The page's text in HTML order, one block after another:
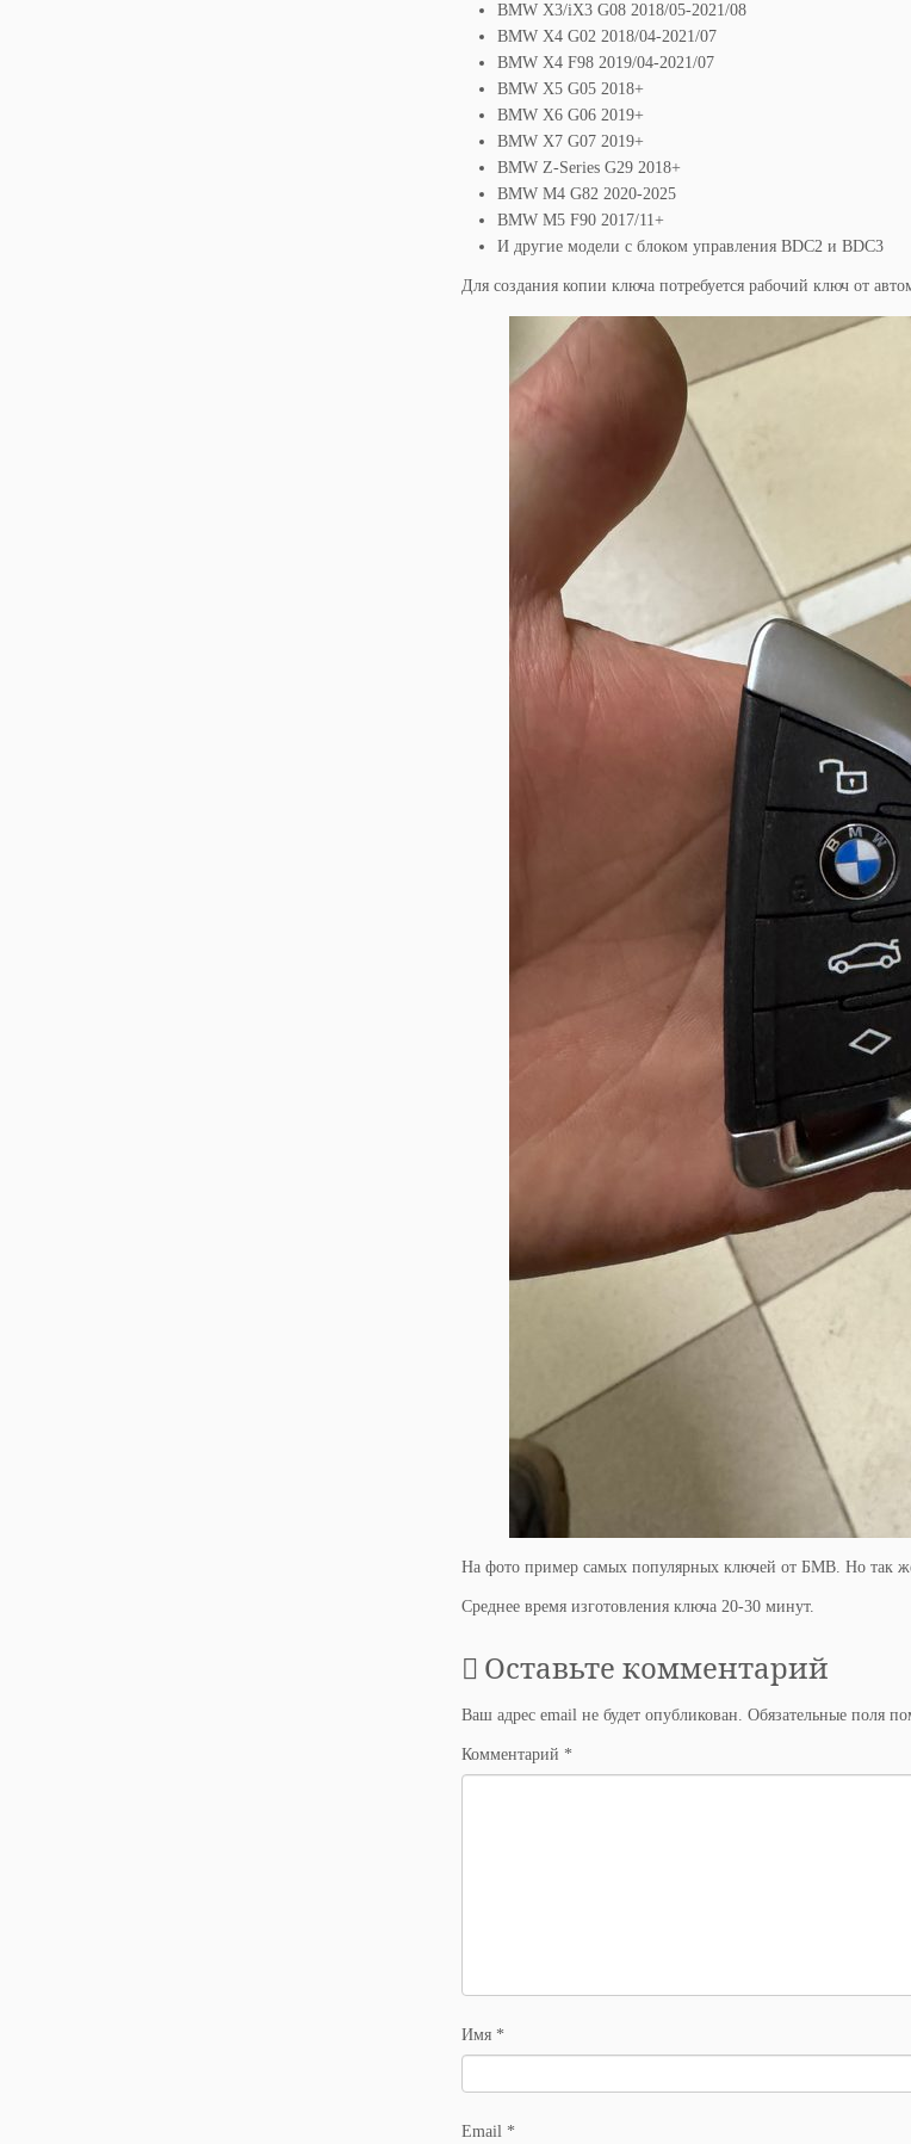
BMW Х3/iX3 G08 2018/05-2021/08
BMW X4 G02 2018/04-2021/07
BMW X4 F98 2019/04-2021/07
BMW X5 G05 2018+
BMW X6 G06 2019+
BMW X7 G07 2019+
BMW Z-Series G29 2018+
BMW M4 G82 2020-2025
BMW М5 F90 2017/11+
И другие модели с блоком управления BDC2 и BDC3
Для создания копии ключа потребуется рабочий ключ от
На фото пример самых популярных ключей от БМВ. Но так
Среднее время изготовления ключа 20-30 минут.
Оставьте комментарий
Ваш адрес email не будет опубликован. Обязательные поля
Комментарий *
Имя *
Email *